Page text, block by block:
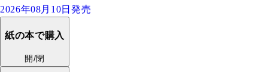
2026年08月10日発売
紙の本で購入
開/閉